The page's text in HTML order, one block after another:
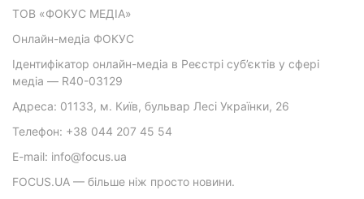
ТОВ «ФОКУС МЕДІА»
Онлайн-медіа ФОКУС
Ідентифікатор онлайн-медіа в Реєстрі суб’єктів у сфері
медіа — R40-03129
Адреса: 01133, м. Київ, бульвар Лесі Українки, 26
Телефон: +38 044 207 45 54
E-mail: info@focus.ua
FOCUS.UA — більше ніж просто новини.